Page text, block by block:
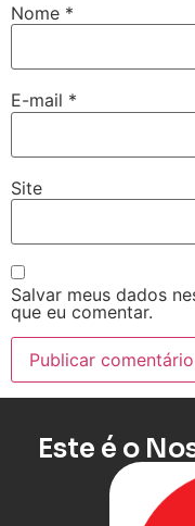
Nome *
E-mail *
Site
Salvar meus dados
que eu comentar.
Este é o